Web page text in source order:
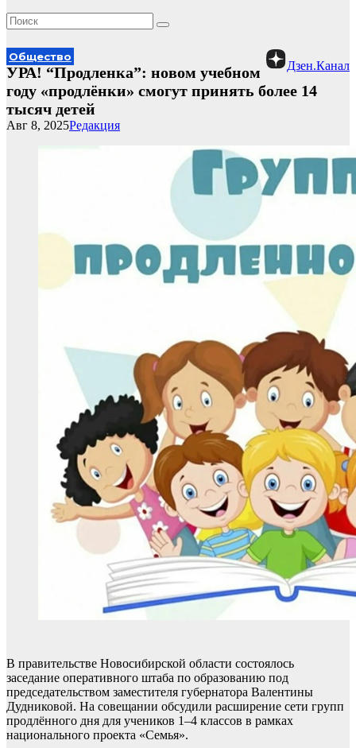
Общество
Дзен.Канал
УРА! “Продленка”: новом учебном
году «продлёнки» смогут принять более 14
тысяч детей
Редакция
Авг 8, 2025
В правительстве Новосибирской области состоялось
заседание оперативного штаба по образованию под
председательством заместителя губернатора Валентины
Дудниковой. На совещании обсудили расширение сети групп
продлённого дня для учеников 1–4 классов в рамках
национального проекта «Семья».